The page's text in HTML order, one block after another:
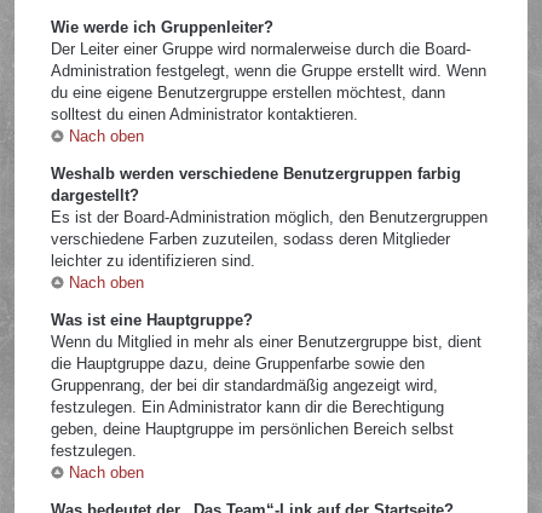
Wie werde ich Gruppenleiter?
Der Leiter einer Gruppe wird normalerweise durch die Board-
Administration festgelegt, wenn die Gruppe erstellt wird. Wenn
du eine eigene Benutzergruppe erstellen möchtest, dann
solltest du einen Administrator kontaktieren.
Nach oben
Weshalb werden verschiedene Benutzergruppen farbig
dargestellt?
Es ist der Board-Administration möglich, den Benutzergruppen
verschiedene Farben zuzuteilen, sodass deren Mitglieder
leichter zu identifizieren sind.
Nach oben
Was ist eine Hauptgruppe?
Wenn du Mitglied in mehr als einer Benutzergruppe bist, dient
die Hauptgruppe dazu, deine Gruppenfarbe sowie den
Gruppenrang, der bei dir standardmäßig angezeigt wird,
festzulegen. Ein Administrator kann dir die Berechtigung
geben, deine Hauptgruppe im persönlichen Bereich selbst
festzulegen.
Nach oben